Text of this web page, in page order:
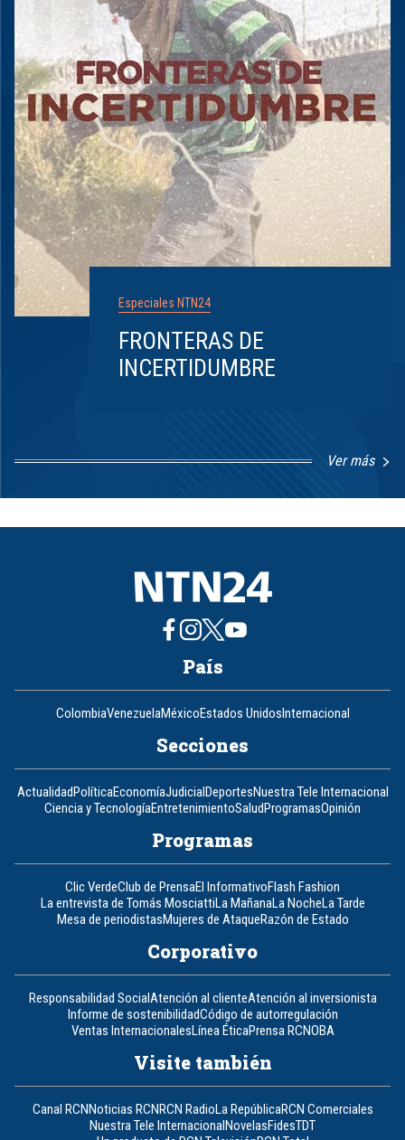
Especiales NTN24
FRONTERAS DE
INCERTIDUMBRE
Ver más
1
8
País
ColombiaVenezuelaMéxicoEstados UnidosInternacional
Secciones
ActualidadPolíticaEconomíaJudicialDeportesNuestra Tele Internacional
Ciencia y TecnologíaEntretenimientoSaludProgramasOpinión
Programas
Clic VerdeClub de PrensaEl InformativoFlash Fashion
La entrevista de Tomás MosciattiLa MañanaLa NocheLa Tarde
Mesa de periodistasMujeres de AtaqueRazón de Estado
Corporativo
Responsabilidad SocialAtención al clienteAtención al inversionista
Informe de sostenibilidadCódigo de autorregulación
Ventas InternacionalesLínea ÉticaPrensa RCNOBA
Visite también
Canal RCNNoticias RCNRCN RadioLa RepúblicaRCN Comerciales
Nuestra Tele InternacionalNovelasFidesTDT